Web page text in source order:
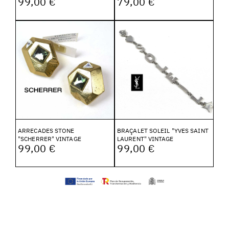
ARRECADES STONE
"SCHERRER" VINTAGE
99,00 €
BRAÇALET SOLEIL "YVES SAINT
LAURENT" VINTAGE
99,00 €